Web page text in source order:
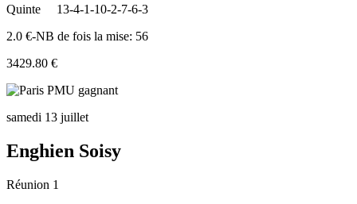
Quinte
13-4-1-10-2-7-6-3
2.0 €-NB de fois la mise: 56
3429.80 €
samedi 13 juillet
Enghien Soisy
Réunion 1